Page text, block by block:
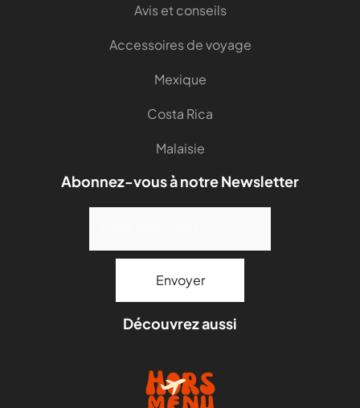
Avis et conseils
Accessoires de voyage
Mexique
Costa Rica
Malaisie
Abonnez-vous à notre Newsletter
Découvrez aussi